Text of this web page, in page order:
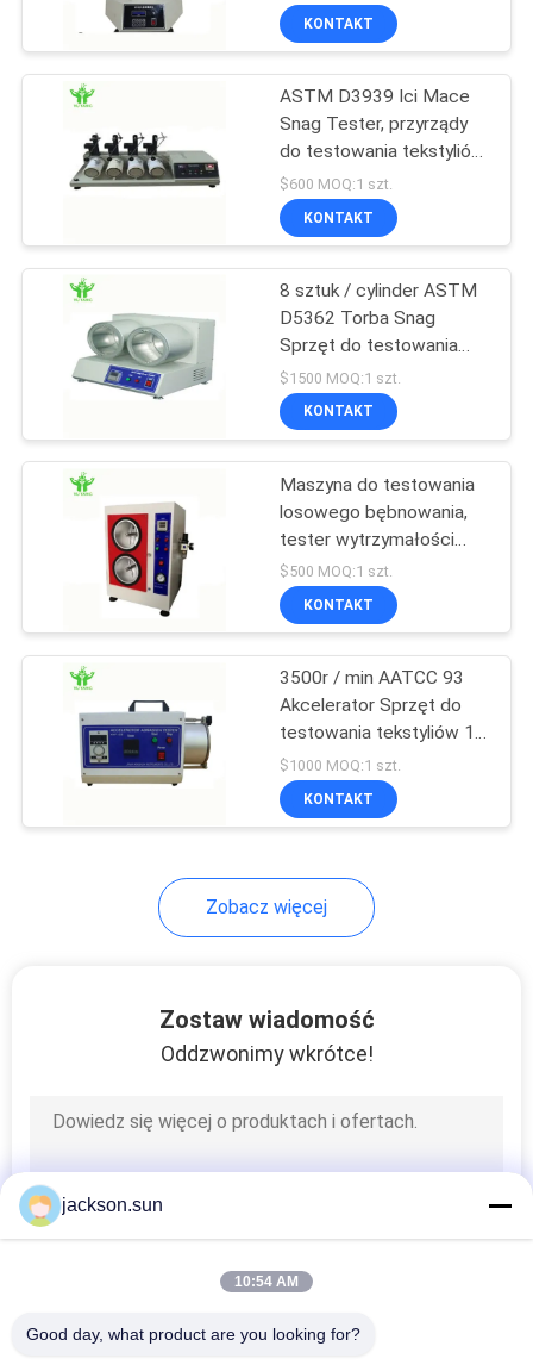
Materiały
budowlane Fire
Tester
32
Izba Badań
Środowiskowych
Próbnik rozciągania
Urządzenia do
przewodów
Urządzenia do
testowania
tekstyliów
KONTAKT
ASTM D3939 Ici Mace
Snag Tester, przyrządy
do testowania tekstyliów
60R / min
$600 MOQ:1 szt.
KONTAKT
8 sztuk / cylinder ASTM
D5362 Torba Snag
Sprzęt do testowania
tekstyliów Dia200mm
$1500 MOQ:1 szt.
KONTAKT
Maszyna do testowania
losowego bębnowania,
tester wytrzymałości
tkaniny 1200 obr./min JIS
L1076
$500 MOQ:1 szt.
KONTAKT
3500r / min AATCC 93
Akcelerator Sprzęt do
testowania tekstyliów 18
kg
$1000 MOQ:1 szt.
KONTAKT
Zobacz więcej
Zostaw wiadomość
Oddzwonimy wkrótce!
jackson.sun
10:54 AM
Good day, what product are you looking for?